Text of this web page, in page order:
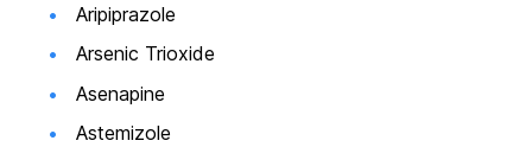
Aripiprazole
Arsenic Trioxide
Asenapine
Astemizole